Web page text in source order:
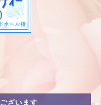
ざいます